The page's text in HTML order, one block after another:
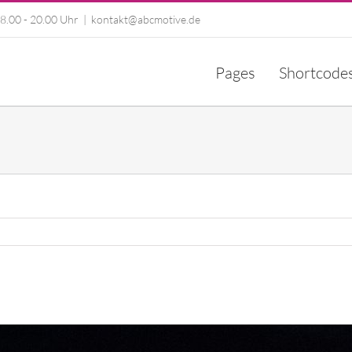
- 20.00 Uhr | kontakt@abcmotive.de
Pages